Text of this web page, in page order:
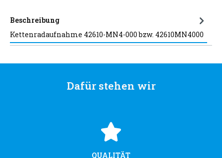
Beschreibung
Kettenradaufnahme 42610-MN4-000 bzw. 42610MN4000
Dafür stehen wir
QUALITÄT